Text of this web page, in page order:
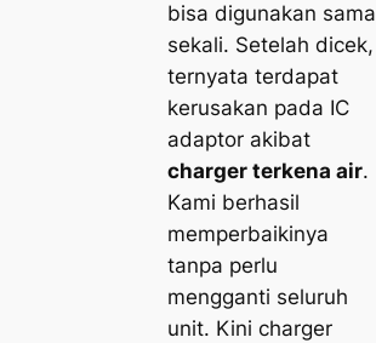
bisa digunakan sama
sekali. Setelah dicek,
ternyata terdapat
kerusakan pada IC
adaptor akibat
charger terkena air.
Kami berhasil
memperbaikinya
tanpa perlu
mengganti seluruh
unit. Kini charger